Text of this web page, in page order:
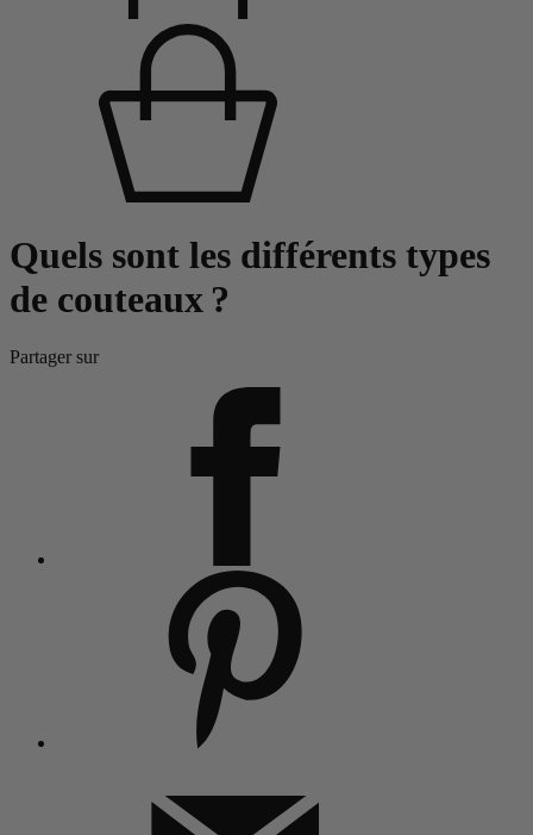
Quels sont les différents types
de couteaux ?
Partager sur